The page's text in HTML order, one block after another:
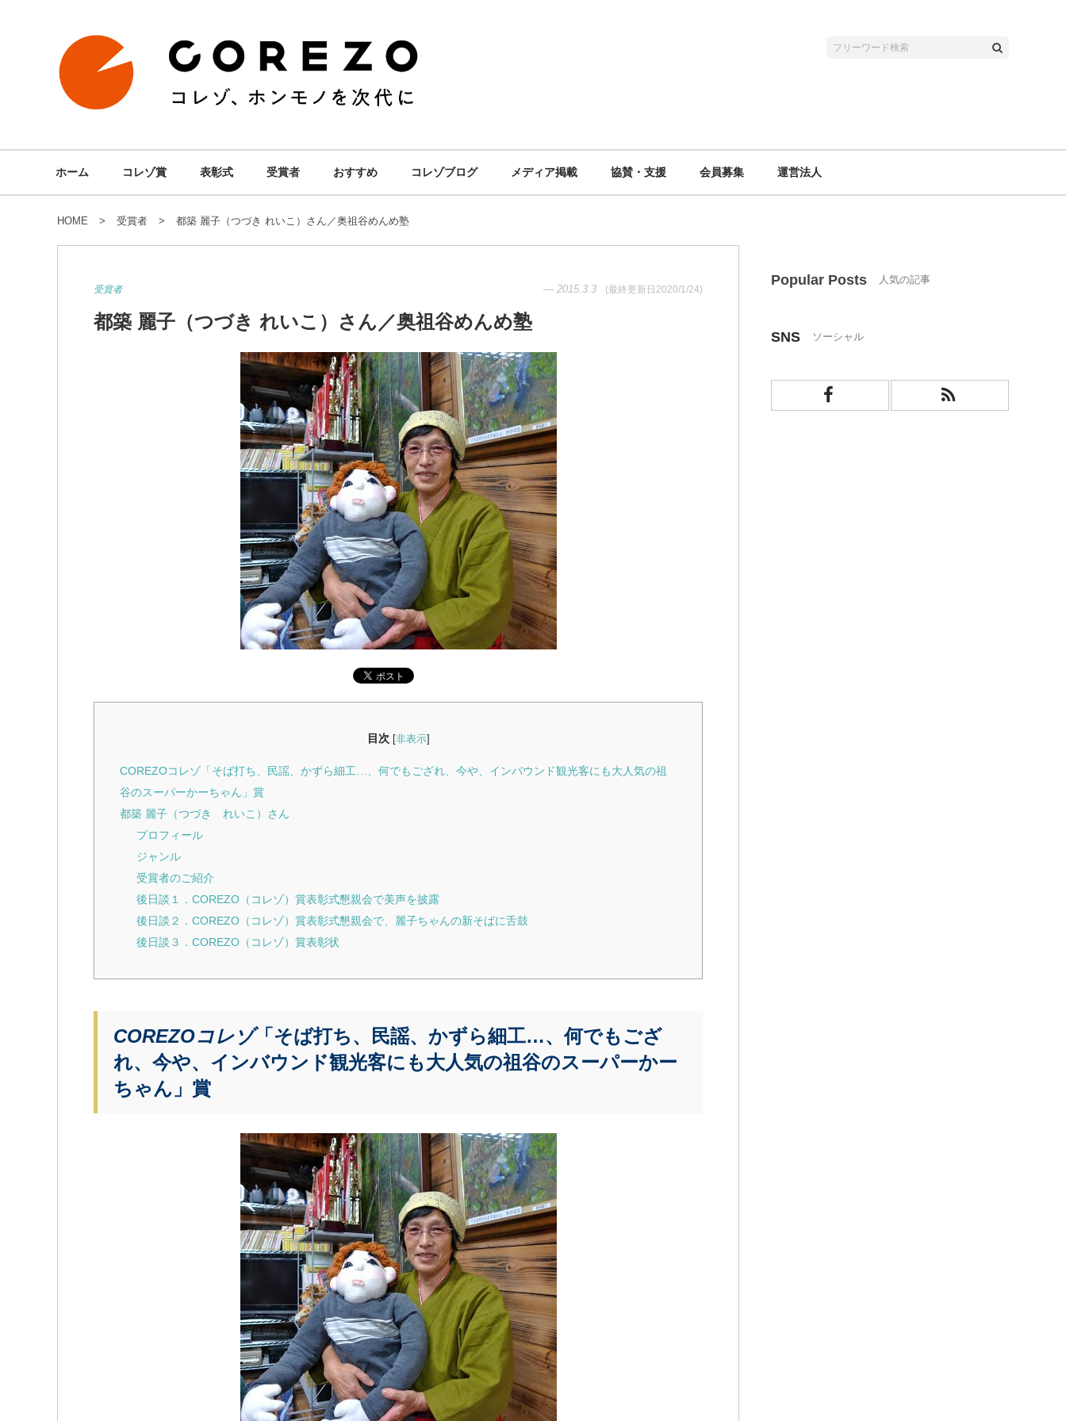
ホーム コレゾ賞 表彰式 受賞者 おすすめ コレゾブログ メディア掲載 協賛・支援 会員募集 運営法人
HOME 受賞者 都築 麗子（つづき れいこ）さん／奥祖谷めんめ塾
受賞者 — 2015.3.3 (最終更新日 2020/1/24)
都築 麗子（つづき れいこ）さん／奥祖谷めんめ塾
目次 [非表示]
COREZOコレゾ「そば打ち、民謡、かずら細工…、何でもござれ、今や、インバウンド観光客にも大人気の祖
谷のスーパーかーちゃん」賞
都築 麗子（つづき れいこ）さん
プロフィール
ジャンル
受賞者のご紹介
後日談１．COREZO（コレゾ）賞表彰式懇親会で美声を披露
後日談２．COREZO（コレゾ）賞表彰式懇親会で、麗子ちゃんの新そばに舌鼓
後日談３．COREZO（コレゾ）賞表彰状
COREZOコレゾ「そば打ち、民謡、かずら細工…、何でもござ
れ、今や、インバウンド観光客にも大人気の祖谷のスーパーかー
ちゃん」賞
Popular Posts
SNS